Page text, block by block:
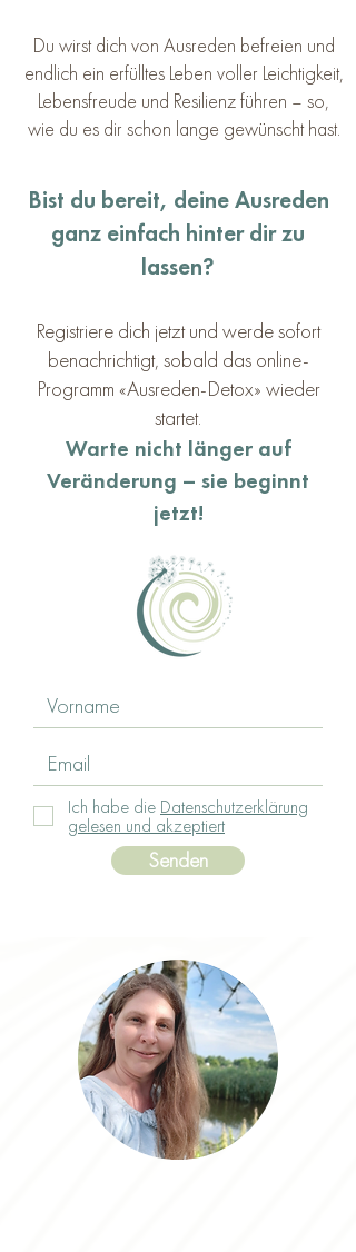
Du wirst dich von Ausreden befreien und
endlich ein erfülltes Leben voller Leichtigkeit,
Lebensfreude und Resilienz führen – so,
wie du es dir schon lange gewünscht hast.
Bist du bereit, deine Ausreden
ganz einfach hinter dir zu
lassen?
Registriere dich jetzt und werde sofort
benachrichtigt, sobald das online-
Programm «Ausreden-Detox» wieder
startet.
Warte nicht länger auf
Veränderung – sie beginnt
jetzt!
Ich habe die Datenschutzerklärung
gelesen und akzeptiert
Senden